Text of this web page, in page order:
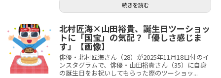
続きを読む
北村匠海×山田裕貴、誕生日ツーショッ
トに「国宝」の気配？「優しさ感じま
す」【画像】
俳優・北村匠海さん（28）が2025年11月18日付のイ
ンスタグラムで、俳優・山田裕貴さん（35）に自身
の誕生日をお祝いしてもらった際のツーショッ...